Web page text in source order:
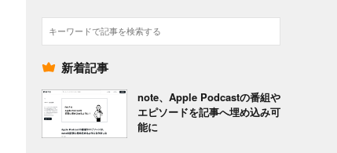
検
索
新着記事
note、Apple Podcastの番組や
エピソードを記事へ埋め込み可
能に